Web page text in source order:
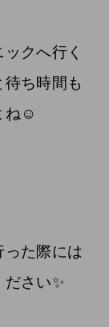
クへ行く
ち時間も
ね☺️
た際には
さい✨